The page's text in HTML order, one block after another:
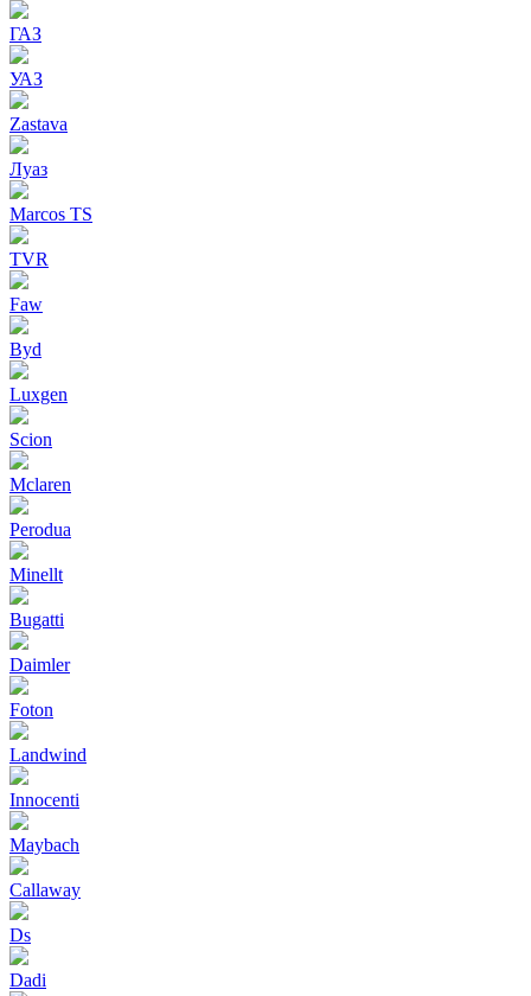
ГАЗ
УАЗ
Zastava
Луаз
Marcos TS
TVR
Faw
Byd
Luxgen
Scion
Mclaren
Perodua
Minellt
Bugatti
Daimler
Foton
Landwind
Innocenti
Maybach
Callaway
Ds
Dadi